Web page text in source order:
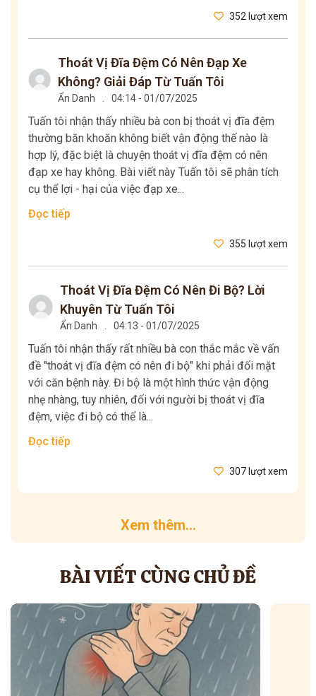
352 lượt xem
Thoát Vị Đĩa Đệm Có Nên Đạp Xe
Không? Giải Đáp Từ Tuấn Tôi
Ẩn Danh 04:14 - 01/07/2025
Tuấn tôi nhận thấy nhiều bà con bị thoát vị đĩa đệm
thường băn khoăn không biết vận động thế nào là
hợp lý, đặc biệt là chuyện thoát vị đĩa đệm có nên
đạp xe hay không. Bài viết này Tuấn tôi sẽ phân tích
cụ thể lợi - hại của việc đạp xe...
Đọc tiếp
355 lượt xem
Thoát Vị Đĩa Đệm Có Nên Đi Bộ? Lời
Khuyên Từ Tuấn Tôi
Ẩn Danh 04:13 - 01/07/2025
Tuấn tôi nhận thấy rất nhiều bà con thắc mắc về vấn
đề "thoát vị đĩa đệm có nên đi bộ" khi phải đối mặt
với căn bệnh này. Đi bộ là một hình thức vận động
nhẹ nhàng, tuy nhiên, đối với người bị thoát vị đĩa
đệm, việc đi bộ có thể là...
Đọc tiếp
307 lượt xem
Xem thêm...
BÀI VIẾT CÙNG CHỦ ĐỀ